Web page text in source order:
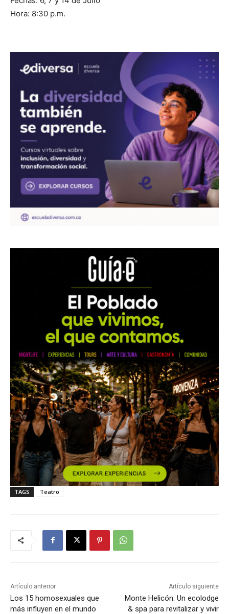
Hora: 8:30 p.m.
TAGS Teatro
Artículo anterior
Los 15 homosexuales que
más influyen en el mundo
Artículo siguiente
Monte Helicón: Un ecolodge
& spa para revitalizar y vivir